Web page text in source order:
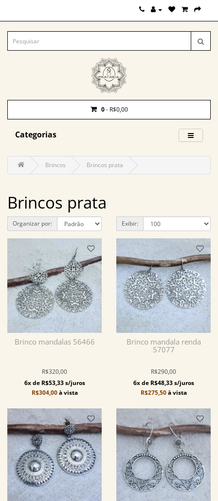
0- R$0,00
Categorias
Brincos Brincos prata
Brincos prata
Organizar por: Exibir:
Brinco mandalas 56466
R$320,00
6x de R$53,33 s/juros
R$304,00à vista
Brinco mandala renda
57077
R$290,00
6x de R$48,33 s/juros
R$275,50à vista